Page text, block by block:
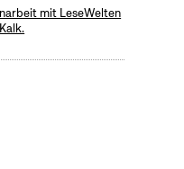
mit LeseWelten